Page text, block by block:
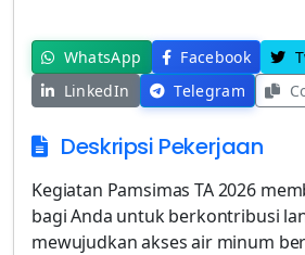
WhatsApp Facebook
LinkedIn
Telegram
Deskripsi Pekerjaan
Kegiatan Pamsimas TA 2026
bagi Anda untuk berkontribusi
mewujudkan akses air minum